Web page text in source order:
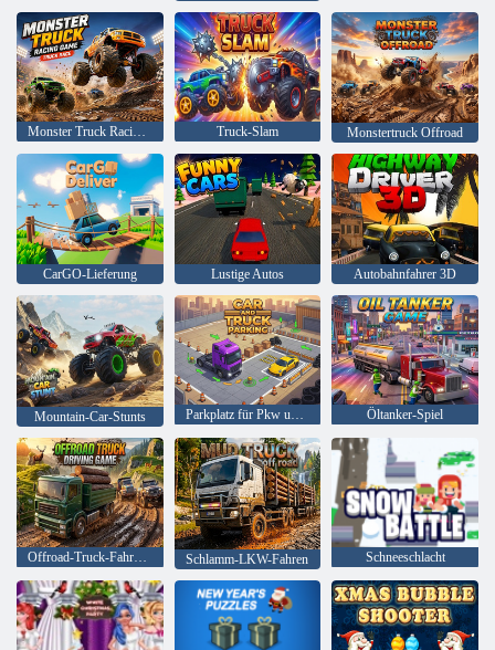
Monster Truck Racing Spiel Truck Race Truck-Slam Monstertruck Offroad
CarGO-Lieferung Lustige Autos Autobahnfahrer 3D
Mountain-Car-Stunts Parkplatz für Pkw und Lkw Öltanker-Spiel
Offroad-Truck-Fahrspiel Schlamm-LKW-Fahren Schneeschlacht